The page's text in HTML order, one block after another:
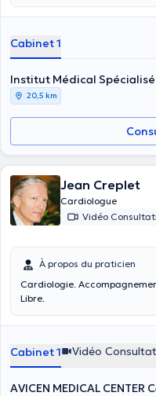
Cabinet 1
Institut Médical
20,5 km
Jean Creplet
Cardiologue
Vidéo
À propos du praticien
Cardiologie.
Libre.
Cabinet 1 Vidéo
AVICEN MEDICAL